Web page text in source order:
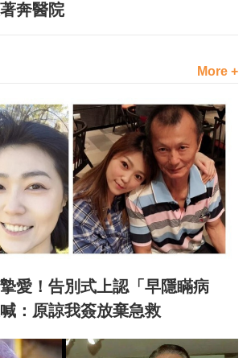
奔醫院
More +
愛！告別式上認「早隱瞞病
：原諒我簽放棄急救